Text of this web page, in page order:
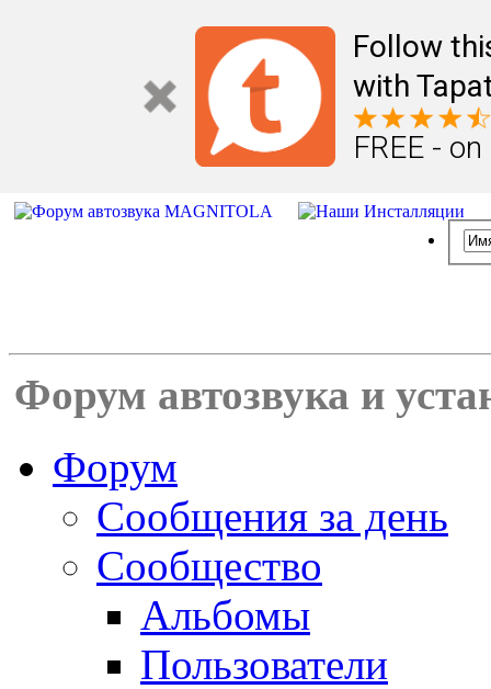
Follow
with
FREE -
Форум автозвука и
Форум
Сообщения за день
Сообщество
Альбомы
Пользователи